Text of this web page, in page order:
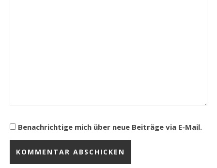
Benachrichtige mich über neue Beiträge via E-Mail.